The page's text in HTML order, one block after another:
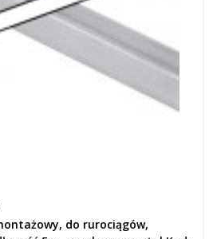
do rurociągów,